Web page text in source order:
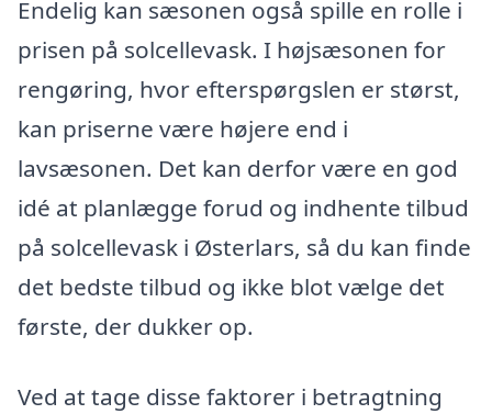
Endelig kan sæsonen også spille en rolle i
prisen på solcellevask. I højsæsonen for
rengøring, hvor efterspørgslen er størst,
kan priserne være højere end i
lavsæsonen. Det kan derfor være en god
idé at planlægge forud og indhente tilbud
på solcellevask i Østerlars, så du kan finde
det bedste tilbud og ikke blot vælge det
første, der dukker op.
Ved at tage disse faktorer i betragtning